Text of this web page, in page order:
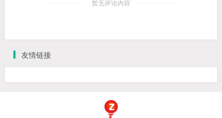
暂无评论内容
友情链接